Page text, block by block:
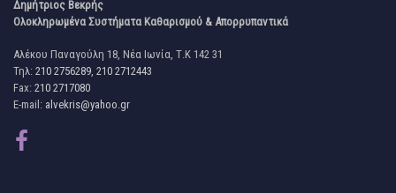
Δημήτριος Βεκρής
Ολοκληρωμένα Συστήματα Καθαρισμού & Απορρυπαντικά
Αλέκου Παναγούλη 18, Νέα Ιωνία, Τ.Κ 142 31
Τηλ: 210 2756289, 210 2712443
Fax: 210 2717080
E-mail: alvekris@yahoo.gr